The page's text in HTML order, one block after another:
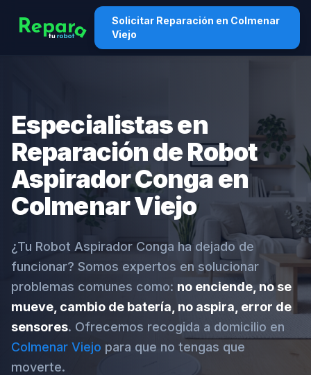
Solicitar Reparación en Colmenar
Viejo
Especialistas en
Reparación de Robot
Aspirador Conga en
Colmenar Viejo
¿Tu Robot Aspirador Conga ha dejado de
funcionar? Somos expertos en solucionar
problemas comunes como: no enciende, no se
mueve, cambio de batería, no aspira, error de
sensores. Ofrecemos recogida a domicilio en
Colmenar Viejo para que no tengas que
moverte.